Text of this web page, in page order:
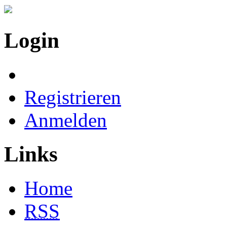
Login
Registrieren
Anmelden
Links
Home
RSS